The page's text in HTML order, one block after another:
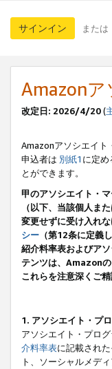
サインイン または
Amazon
改定日: 2026/4/20(
Amazonアソシエイト
申込者は 別紙1 に定め
とができます。
甲のアソシエイト・
（以下、当該個人ま
変更せずに受け入れ
シー （第12条に定義
紹介料率表およびア
テンツは、Amazon
これらを注意深くご精
1. アソシエイト・プ
アソシエイト・プログ
介料率表に記載され
ト、ソーシャルメデ